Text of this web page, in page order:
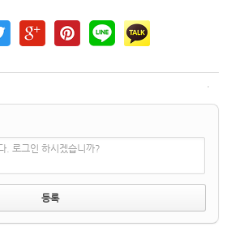
. 로그인 하시겠습니까?